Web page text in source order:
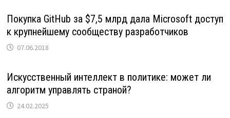
Покупка GitHub за $7,5 млрд дала Microsoft доступ
к крупнейшему сообществу разработчиков
07.06.2018
Искусственный интеллект в политике: может ли
алгоритм управлять страной?
24.02.2025